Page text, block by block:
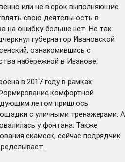
или не в срок выполняющие
свою деятельность в
на ошибку больше нет. Не так
губернатор Ивановской
ознакомившись с
набережной в Иванове.
в 2017 году в рамках
комфортной
летом пришлось
с уличными тренажерами. А
у фонтана. Также
скамеек, сейчас подрядчик